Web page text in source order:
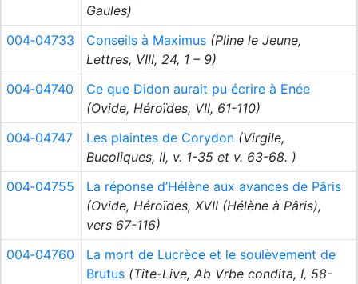
Gaules)
004‑04733
Conseils à Maximus (Pline le Jeune,
Lettres, VIII, 24, 1 – 9)
004‑04740
Ce que Didon aurait pu écrire à Enée
(Ovide, Héroïdes, VII, 61-110)
004‑04747
Les plaintes de Corydon (Virgile,
Bucoliques, II, v. 1-35 et v. 63-68. )
004‑04755
La réponse d’Hélène aux avances de Pâris
(Ovide, Héroïdes, XVII (Hélène à Pâris),
vers 67-116)
004‑04760
La mort de Lucrèce et le soulèvement de
Brutus (Tite-Live, Ab Vrbe condita, I, 58-